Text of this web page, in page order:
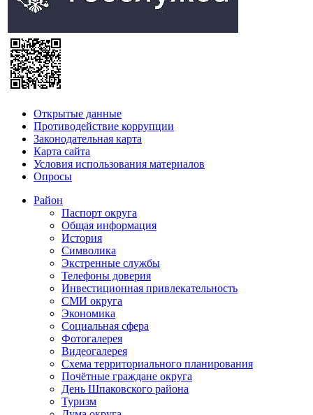
Открытые данные
Противодействие коррупции
Законодательная карта
Карта сайта
Условия использования материалов
Опросы
Район
Паспорт округа
Общая информация
История
Символика
Экстренные службы
Телефоны доверия
Инвестиционная привлекательность
СМИ округа
Экономика
Социальная сфера
Фотогалерея
Видеогалерея
Схема территориального планирования
Почётные граждане округа
День Шпаковского района
Туризм